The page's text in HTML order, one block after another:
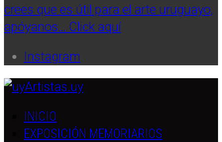
crees que es útil para el arte uruguayo,
apóyanos… Click aquí
Instagram
INICIO
EXPOSICIÓN MEMORIARIOS